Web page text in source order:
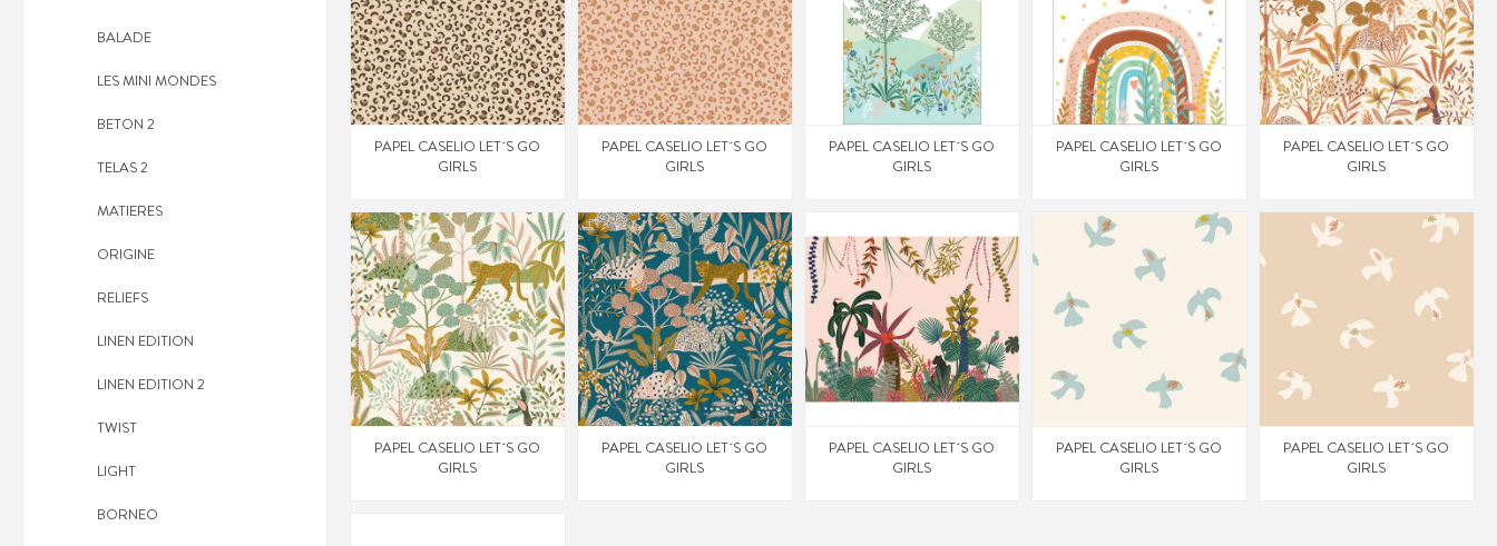
PAPEL CASELIO LET´S GO
GIRLS
PAPEL CASELIO LET´S GO
GIRLS
PAPEL CASELIO LET´S GO
GIRLS
PAPEL CASELIO LET´S GO
GIRLS
PAPEL CASELIO LET´S GO
GIRLS
PAPEL CASELIO LET´S GO
GIRLS
PAPEL CASELIO LET´S GO
GIRLS
PAPEL CASELIO LET´S GO
GIRLS
PAPEL CASELIO LET´S GO
GIRLS
PAPEL CASELIO LET´S GO
GIRLS
BALADE
LES MINI MONDES
BETON 2
TELAS 2
MATIERES
ORIGINE
RELIEFS
LINEN EDITION
LINEN EDITION 2
TWIST
LIGHT
BORNEO